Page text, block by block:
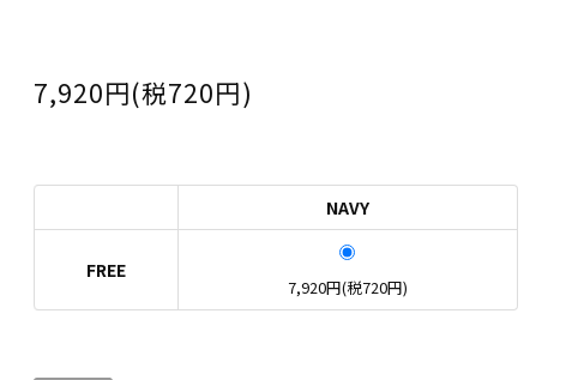
7,920円(税720円)
NAVY
FREE
7,920円(税720円)